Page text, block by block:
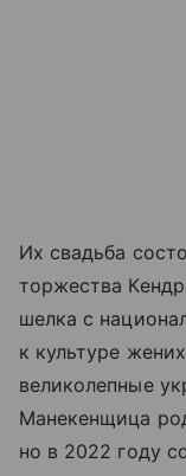
Их свадьба
торжества
шелка с
к культуре
великолепные
Манекенщица
но в 2022 году